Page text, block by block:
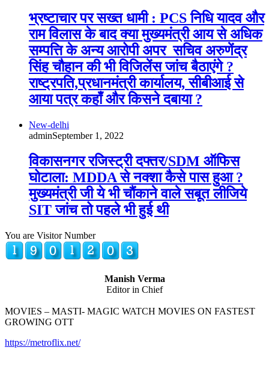
भ्रष्टाचार पर सख्त धामी : PCS निधि यादव और
राम विलास के बाद क्या मुख्यमंत्री आय से अधिक
सम्पत्ति के अन्य आरोपी अपर सचिव अरुणेंद्र
सिंह चौहान की भी विजिलेंस जांच बैठाएंगे ?
राष्ट्रपति,प्रधानमंत्री कार्यालय, सीबीआई से
आया पत्र कहाँ और किसने दबाया ?
New-delhi
adminSeptember 1, 2022
विकासनगर रजिस्ट्री दफ्तर/SDM ऑफिस
घोटाला: MDDA से नक्शा कैसे पास हुआ ?
मुख्यमंत्री जी ये भी चौंकाने वाले सबूत लीजिये
SIT जांच तो पहले भी हुई थी
You are Visitor Number
Manish Verma
Editor in Chief
MOVIES – MASTI- MAGIC WATCH MOVIES ON FASTEST
GROWING OTT
https://metroflix.net/